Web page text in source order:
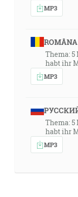
MP3
ROMÂNA
Thema: 5
habt ihr
MP3
Thema: 5
habt ihr
MP3